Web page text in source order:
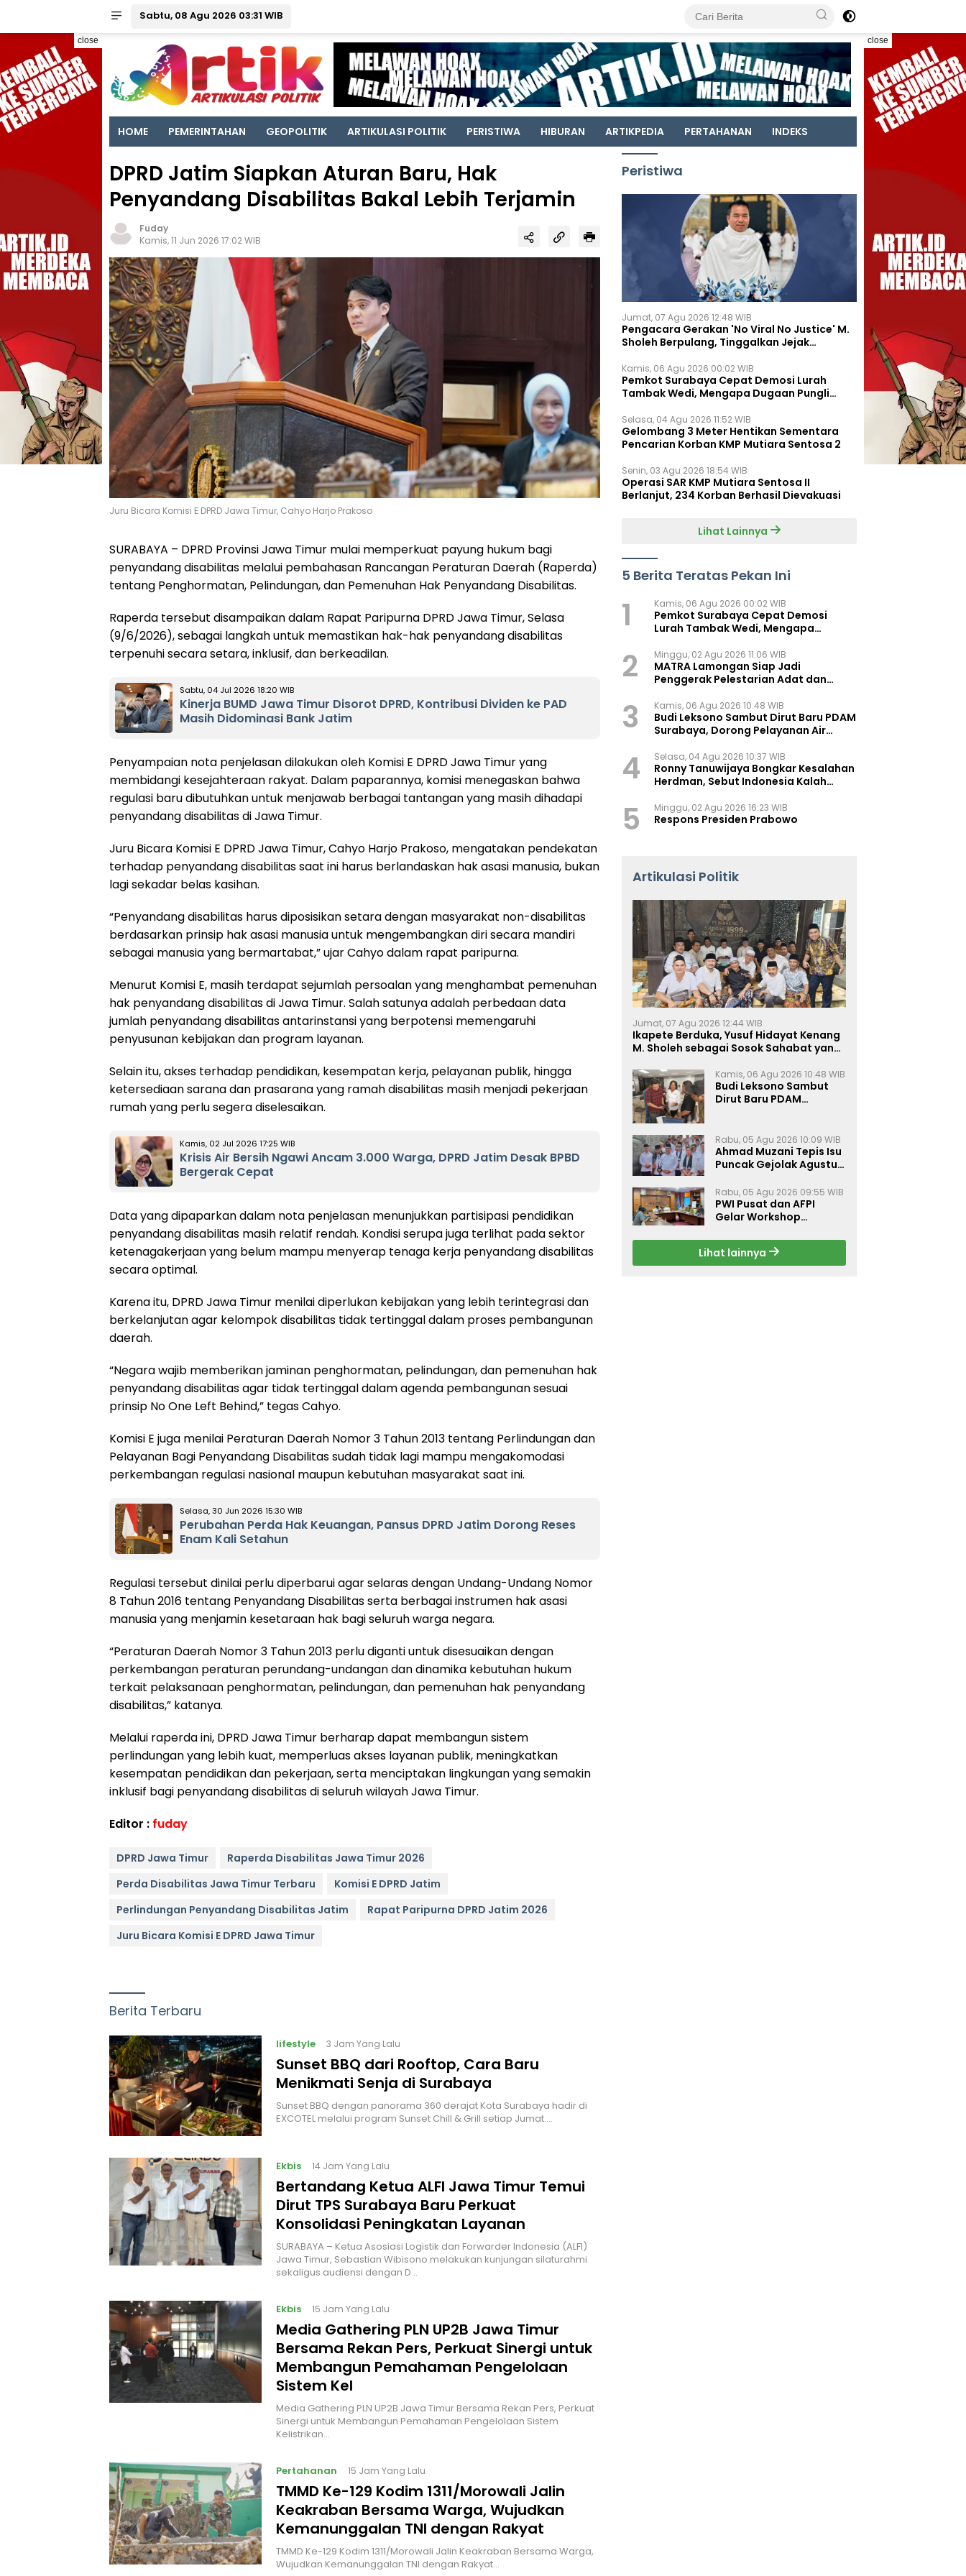
Sabtu, 08 Agu 2026 03:31 WIB
close close
HOME PEMERINTAHAN GEOPOLITIK ARTIKULASI POLITIK PERISTIWA HIBURAN ARTIKPEDIA PERTAHANAN INDEKS
DPRD Jatim Siapkan Aturan Baru, Hak
Penyandang Disabilitas Bakal Lebih Terjamin
Fuday
Kamis, 11 Jun 2026 17:02 WIB
Juru Bicara Komisi E DPRD Jawa Timur, Cahyo Harjo Prakoso
SURABAYA – DPRD Provinsi Jawa Timur mulai memperkuat payung hukum bagi
penyandang disabilitas melalui pembahasan Rancangan Peraturan Daerah (Raperda)
tentang Penghormatan, Pelindungan, dan Pemenuhan Hak Penyandang Disabilitas.
Raperda tersebut disampaikan dalam Rapat Paripurna DPRD Jawa Timur, Selasa
(9/6/2026), sebagai langkah untuk memastikan hak-hak penyandang disabilitas
terpenuhi secara setara, inklusif, dan berkeadilan.
Sabtu, 04 Jul 2026 18:20 WIB
Kinerja BUMD Jawa Timur Disorot DPRD, Kontribusi Dividen ke PAD
Masih Didominasi Bank Jatim
Penyampaian nota penjelasan dilakukan oleh Komisi E DPRD Jawa Timur yang
membidangi kesejahteraan rakyat. Dalam paparannya, komisi menegaskan bahwa
regulasi baru dibutuhkan untuk menjawab berbagai tantangan yang masih dihadapi
penyandang disabilitas di Jawa Timur.
Juru Bicara Komisi E DPRD Jawa Timur, Cahyo Harjo Prakoso, mengatakan pendekatan
terhadap penyandang disabilitas saat ini harus berlandaskan hak asasi manusia, bukan
lagi sekadar belas kasihan.
“Penyandang disabilitas harus diposisikan setara dengan masyarakat non-disabilitas
berdasarkan prinsip hak asasi manusia untuk mengembangkan diri secara mandiri
sebagai manusia yang bermartabat,” ujar Cahyo dalam rapat paripurna.
Menurut Komisi E, masih terdapat sejumlah persoalan yang menghambat pemenuhan
hak penyandang disabilitas di Jawa Timur. Salah satunya adalah perbedaan data
jumlah penyandang disabilitas antarinstansi yang berpotensi memengaruhi
penyusunan kebijakan dan program layanan.
Selain itu, akses terhadap pendidikan, kesempatan kerja, pelayanan publik, hingga
ketersediaan sarana dan prasarana yang ramah disabilitas masih menjadi pekerjaan
rumah yang perlu segera diselesaikan.
Kamis, 02 Jul 2026 17:25 WIB
Krisis Air Bersih Ngawi Ancam 3.000 Warga, DPRD Jatim Desak BPBD
Bergerak Cepat
Data yang dipaparkan dalam nota penjelasan menunjukkan partisipasi pendidikan
penyandang disabilitas masih relatif rendah. Kondisi serupa juga terlihat pada sektor
ketenagakerjaan yang belum mampu menyerap tenaga kerja penyandang disabilitas
secara optimal.
Karena itu, DPRD Jawa Timur menilai diperlukan kebijakan yang lebih terintegrasi dan
berkelanjutan agar kelompok disabilitas tidak tertinggal dalam proses pembangunan
daerah.
“Negara wajib memberikan jaminan penghormatan, pelindungan, dan pemenuhan hak
penyandang disabilitas agar tidak tertinggal dalam agenda pembangunan sesuai
prinsip No One Left Behind,” tegas Cahyo.
Komisi E juga menilai Peraturan Daerah Nomor 3 Tahun 2013 tentang Perlindungan dan
Pelayanan Bagi Penyandang Disabilitas sudah tidak lagi mampu mengakomodasi
perkembangan regulasi nasional maupun kebutuhan masyarakat saat ini.
Selasa, 30 Jun 2026 15:30 WIB
Perubahan Perda Hak Keuangan, Pansus DPRD Jatim Dorong Reses
Enam Kali Setahun
Regulasi tersebut dinilai perlu diperbarui agar selaras dengan Undang-Undang Nomor
8 Tahun 2016 tentang Penyandang Disabilitas serta berbagai instrumen hak asasi
manusia yang menjamin kesetaraan hak bagi seluruh warga negara.
“Peraturan Daerah Nomor 3 Tahun 2013 perlu diganti untuk disesuaikan dengan
perkembangan peraturan perundang-undangan dan dinamika kebutuhan hukum
terkait pelaksanaan penghormatan, pelindungan, dan pemenuhan hak penyandang
disabilitas,” katanya.
Melalui raperda ini, DPRD Jawa Timur berharap dapat membangun sistem
perlindungan yang lebih kuat, memperluas akses layanan publik, meningkatkan
kesempatan pendidikan dan pekerjaan, serta menciptakan lingkungan yang semakin
inklusif bagi penyandang disabilitas di seluruh wilayah Jawa Timur.
Editor : fuday
DPRD Jawa Timur
Raperda Disabilitas Jawa Timur 2026
Perda Disabilitas Jawa Timur Terbaru
Komisi E DPRD Jatim
Perlindungan Penyandang Disabilitas Jatim
Rapat Paripurna DPRD Jatim 2026
Juru Bicara Komisi E DPRD Jawa Timur
Berita Terbaru
lifestyle 3 Jam Yang Lalu
Sunset BBQ dari Rooftop, Cara Baru
Menikmati Senja di Surabaya
Sunset BBQ dengan panorama 360 derajat Kota Surabaya hadir di
EXCOTEL melalui program Sunset Chill & Grill setiap Jumat.…
Ekbis 14 Jam Yang Lalu
Bertandang Ketua ALFI Jawa Timur Temui
Dirut TPS Surabaya Baru Perkuat
Konsolidasi Peningkatan Layanan
SURABAYA – Ketua Asosiasi Logistik dan Forwarder Indonesia (ALFI)
Jawa Timur, Sebastian Wibisono melakukan kunjungan silaturahmi
sekaligus audiensi dengan D…
Ekbis 15 Jam Yang Lalu
Media Gathering PLN UP2B Jawa Timur
Bersama Rekan Pers, Perkuat Sinergi untuk
Membangun Pemahaman Pengelolaan
Sistem Kel
Media Gathering PLN UP2B Jawa Timur Bersama Rekan Pers, Perkuat
Sinergi untuk Membangun Pemahaman Pengelolaan Sistem
Kelistrikan…
Pertahanan 15 Jam Yang Lalu
TMMD Ke-129 Kodim 1311/Morowali Jalin
Keakraban Bersama Warga, Wujudkan
Kemanunggalan TNI dengan Rakyat
TMMD Ke-129 Kodim 1311/Morowali Jalin Keakraban Bersama Warga,
Wujudkan Kemanunggalan TNI dengan Rakyat…
Peristiwa
Jumat, 07 Agu 2026 12:48 WIB
Pengacara Gerakan 'No Viral No Justice' M.
Sholeh Berpulang, Tinggalkan Jejak
Kamis, 06 Agu 2026 00:02 WIB
Pemkot Surabaya Cepat Demosi Lurah
Tambak Wedi, Mengapa Dugaan Pungli
Selasa, 04 Agu 2026 11:52 WIB
Gelombang 3 Meter Hentikan Sementara
Pencarian Korban KMP Mutiara Sentosa 2
Senin, 03 Agu 2026 18:54 WIB
Operasi SAR KMP Mutiara Sentosa II
Berlanjut, 234 Korban Berhasil Dievakuasi
Lihat Lainnya
5 Berita Teratas Pekan Ini
1 Kamis, 06 Agu 2026 00:02 WIB
Pemkot Surabaya Cepat Demosi
Lurah Tambak Wedi, Mengapa
2 Minggu, 02 Agu 2026 11:06 WIB
MATRA Lamongan Siap Jadi
Penggerak Pelestarian Adat dan
3 Kamis, 06 Agu 2026 10:48 WIB
Budi Leksono Sambut Dirut Baru PDAM
Surabaya, Dorong Pelayanan Air
4 Selasa, 04 Agu 2026 10:37 WIB
Ronny Tanuwijaya Bongkar Kesalahan
Herdman, Sebut Indonesia Kalah
5 Minggu, 02 Agu 2026 16:23 WIB
Respons Presiden Prabowo
Artikulasi Politik
Jumat, 07 Agu 2026 12:44 WIB
Ikapete Berduka, Yusuf Hidayat Kenang
M. Sholeh sebagai Sosok Sahabat yang
Kamis, 06 Agu 2026 10:48 WIB
Budi Leksono Sambut
Dirut Baru PDAM
Makin Prima
Rabu, 05 Agu 2026 10:09 WIB
Ahmad Muzani Tepis Isu
Puncak Gejolak Agustus
Perkuat Persatuan
Rabu, 05 Agu 2026 09:55 WIB
PWI Pusat dan AFPI
Gelar Workshop
Inklusi Keuangan, dan
Perlindungan Publik
Lihat lainnya